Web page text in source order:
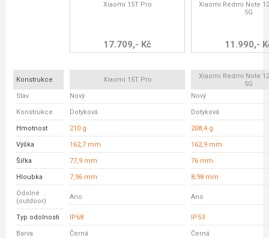
Xiaomi 15T Pro
17.709,- Kč
Xiaomi Redmi Note
5G
11.990,-
Konstrukce Xiaomi 15T Pro
Xiaomi Redmi Note
5G
Stav
Nový Nový
Konstrukce Dotyková Dotyková
Hmotnost 210 g 208,4 g
Výška 162,7 mm 162,9 mm
Šířka 77,9 mm 76 mm
Hloubka 7,96 mm 8,98 mm
Odolné
(outdoor)
Ano Ano
Typ odolnosti IP68 IP53
Barva Černá Černá